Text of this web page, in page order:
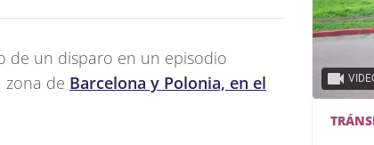
de un disparo en un episodio
zona de Barcelona y Polonia, en el